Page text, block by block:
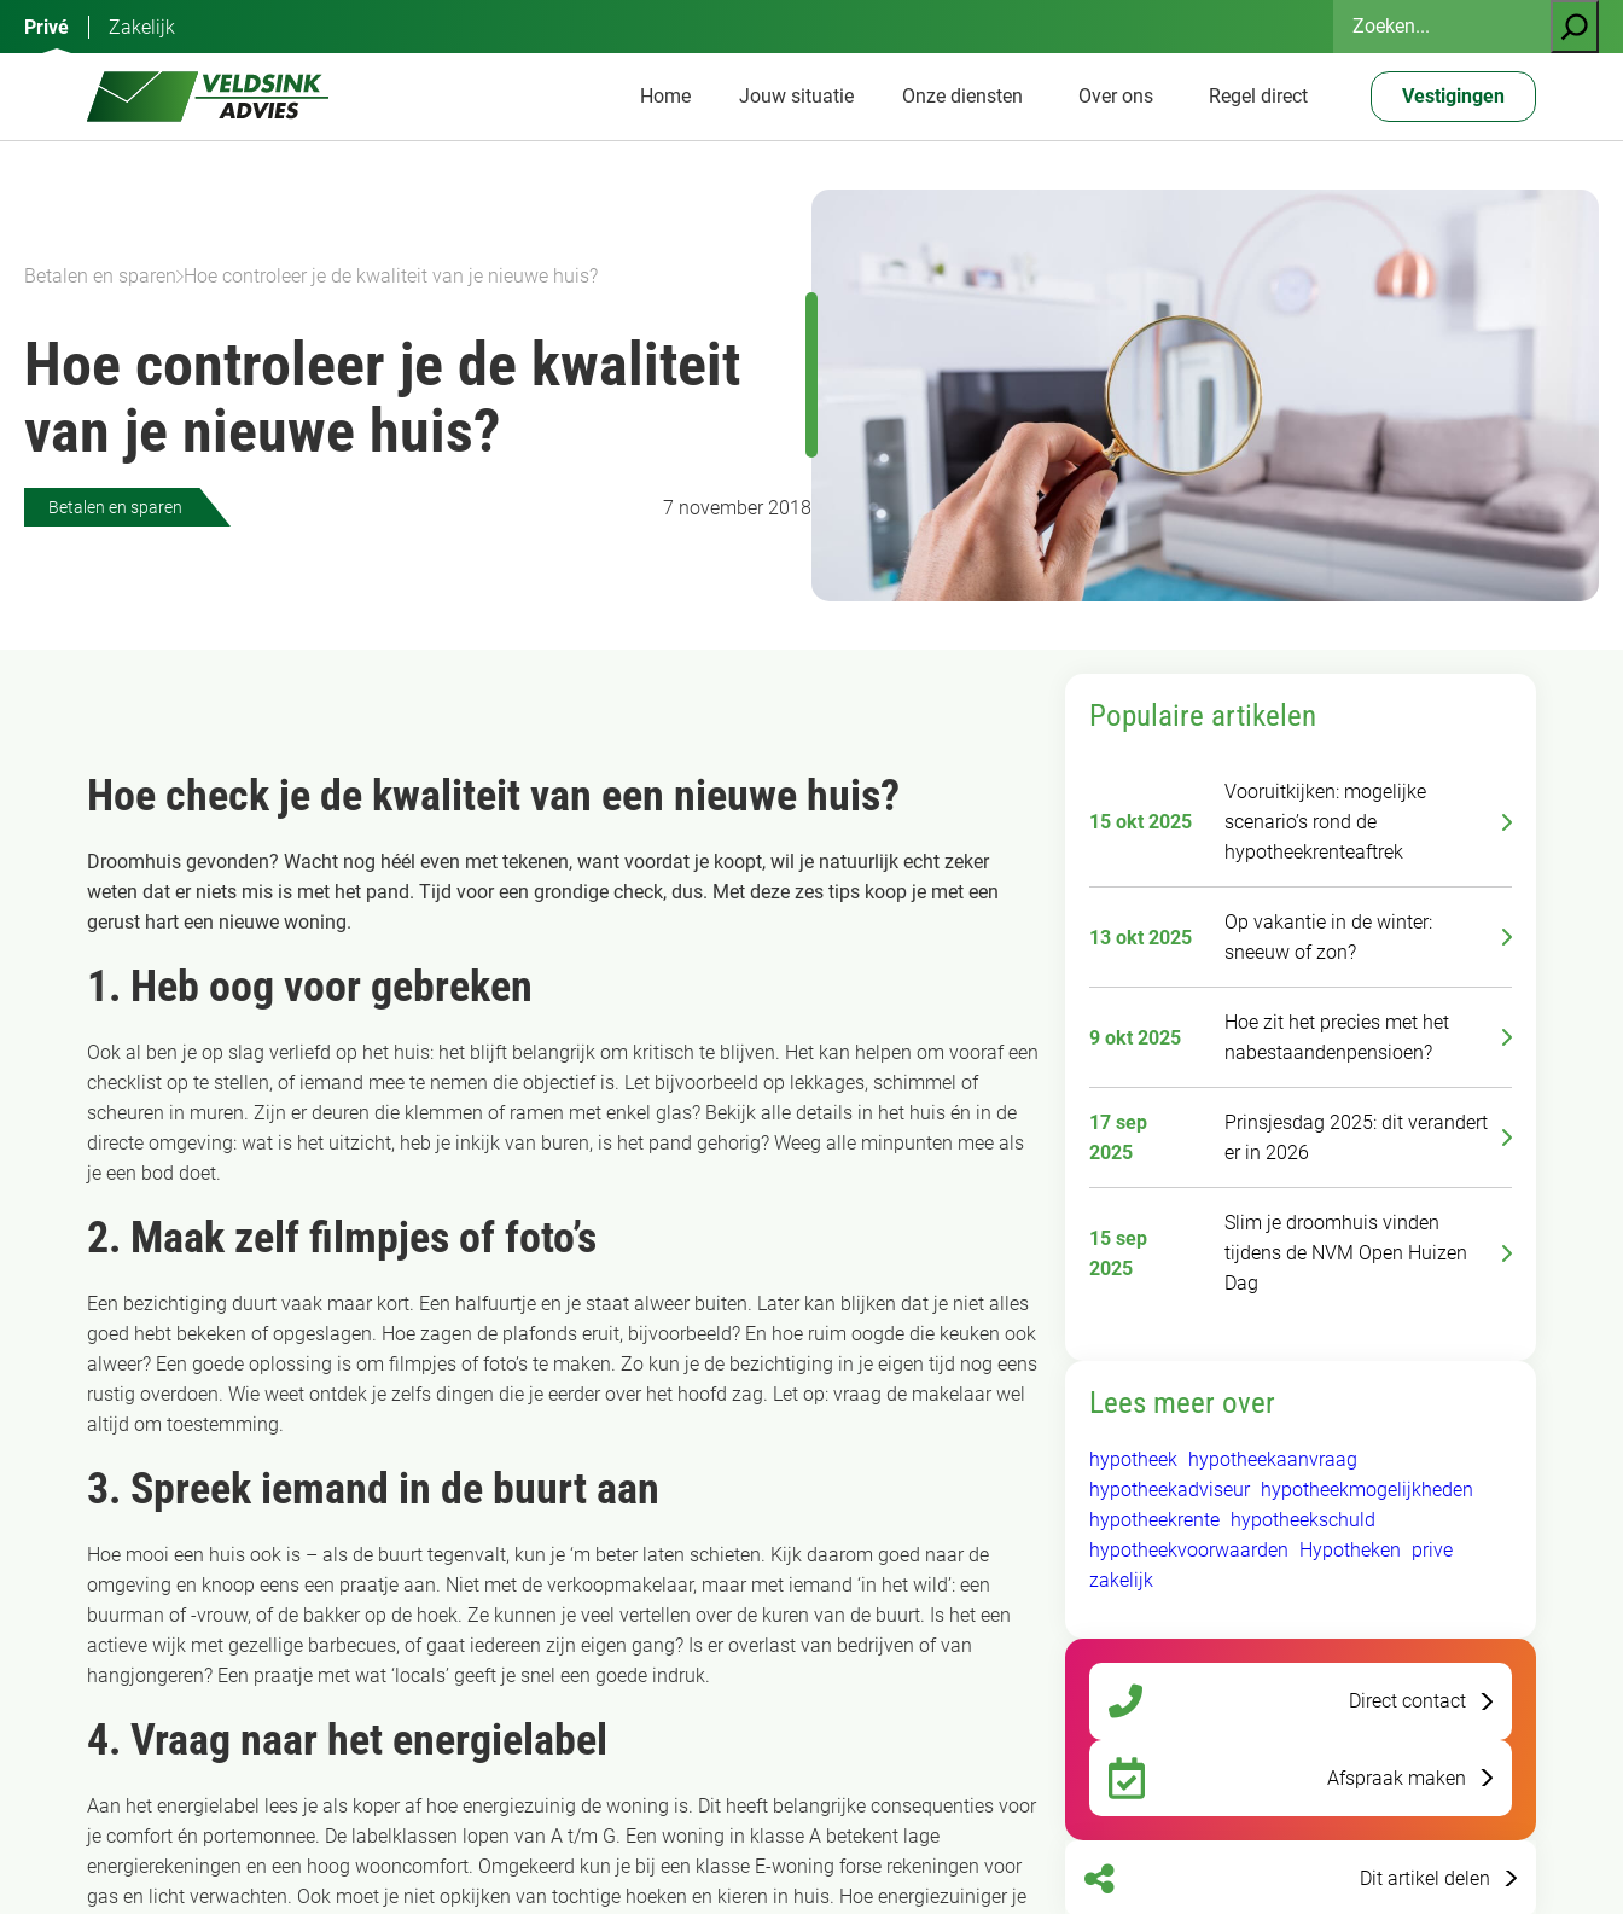
Privé Zakelijk
Zoeken
Home Jouw situatie Onze diensten Over ons Regel direct Vestigingen
Betalen en sparen Hoe controleer je de kwaliteit van je nieuwe huis?
Hoe controleer je de kwaliteit
van je nieuwe huis?
Betalen en sparen 7 november 2018
Hoe check je de kwaliteit van een nieuwe huis?
Droomhuis gevonden? Wacht nog héél even met tekenen, want voordat je koopt, wil je natuurlijk echt zeker
weten dat er niets mis is met het pand. Tijd voor een grondige check, dus. Met deze zes tips koop je met een
gerust hart een nieuwe woning.
1. Heb oog voor gebreken
Ook al ben je op slag verliefd op het huis: het blijft belangrijk om kritisch te blijven. Het kan helpen om vooraf een
checklist op te stellen, of iemand mee te nemen die objectief is. Let bijvoorbeeld op lekkages, schimmel of
scheuren in muren. Zijn er deuren die klemmen of ramen met enkel glas? Bekijk alle details in het huis én in de
directe omgeving: wat is het uitzicht, heb je inkijk van buren, is het pand gehorig? Weeg alle minpunten mee als
je een bod doet.
2. Maak zelf filmpjes of foto’s
Een bezichtiging duurt vaak maar kort. Een halfuurtje en je staat alweer buiten. Later kan blijken dat je niet alles
goed hebt bekeken of opgeslagen. Hoe zagen de plafonds eruit, bijvoorbeeld? En hoe ruim oogde die keuken ook
alweer? Een goede oplossing is om filmpjes of foto’s te maken. Zo kun je de bezichtiging in je eigen tijd nog eens
rustig overdoen. Wie weet ontdek je zelfs dingen die je eerder over het hoofd zag. Let op: vraag de makelaar wel
altijd om toestemming.
3. Spreek iemand in de buurt aan
Hoe mooi een huis ook is – als de buurt tegenvalt, kun je ‘m beter laten schieten. Kijk daarom goed naar de
omgeving en knoop eens een praatje aan. Niet met de verkoopmakelaar, maar met iemand ‘in het wild’: een
buurman of -vrouw, of de bakker op de hoek. Ze kunnen je veel vertellen over de kuren van de buurt. Is het een
actieve wijk met gezellige barbecues, of gaat iedereen zijn eigen gang? Is er overlast van bedrijven of van
hangjongeren? Een praatje met wat ‘locals’ geeft je snel een goede indruk.
4. Vraag naar het energielabel
Aan het energielabel lees je als koper af hoe energiezuinig de woning is. Dit heeft belangrijke consequenties voor
je comfort én portemonnee. De labelklassen lopen van A t/m G. Een woning in klasse A betekent lage
energierekeningen en een hoog wooncomfort. Omgekeerd kun je bij een klasse E-woning forse rekeningen voor
gas en licht verwachten. Ook moet je niet opkijken van tochtige hoeken en kieren in huis. Hoe energiezuiniger je
Populaire artikelen
15 okt 2025
Vooruitkijken: mogelijke
scenario’s rond de
hypotheekrenteaftrek
13 okt 2025
Op vakantie in de winter:
sneeuw of zon?
9 okt 2025
Hoe zit het precies met het
nabestaandenpensioen?
17 sep
2025
Prinsjesdag 2025: dit verandert
er in 2026
15 sep
2025
Slim je droomhuis vinden
tijdens de NVM Open Huizen
Dag
Lees meer over
hypotheek hypotheekaanvraag
hypotheekadviseur hypotheekmogelijkheden
hypotheekrente hypotheekschuld
hypotheekvoorwaarden
Hypotheken prive
zakelijk
Direct contact
Afspraak maken
Dit artikel delen